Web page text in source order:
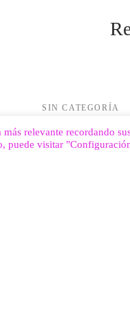
SIN CATEGORÍA
Flores
Campaña
relevante recordando
puede visitar